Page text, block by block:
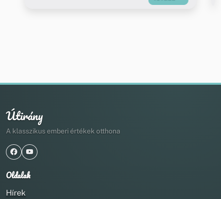
Útirány
A klasszikus emberi értékek otthona
Oldalak
Hírek